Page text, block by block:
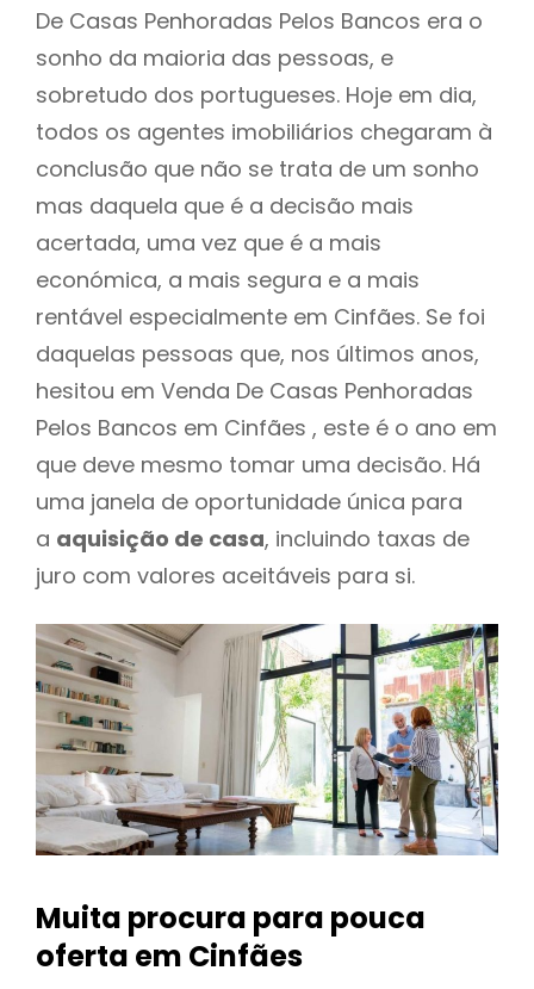
De Casas Penhoradas Pelos Bancos era o
sonho da maioria das pessoas, e
sobretudo dos portugueses. Hoje em dia,
todos os agentes imobiliários chegaram à
conclusão que não se trata de um sonho
mas daquela que é a decisão mais
acertada, uma vez que é a mais
económica, a mais segura e a mais
rentável especialmente em Cinfães. Se foi
daquelas pessoas que, nos últimos anos,
hesitou em Venda De Casas Penhoradas
Pelos Bancos em Cinfães , este é o ano em
que deve mesmo tomar uma decisão. Há
uma janela de oportunidade única para
a aquisição de casa, incluindo taxas de
juro com valores aceitáveis para si.
Muita procura para pouca
oferta em Cinfães